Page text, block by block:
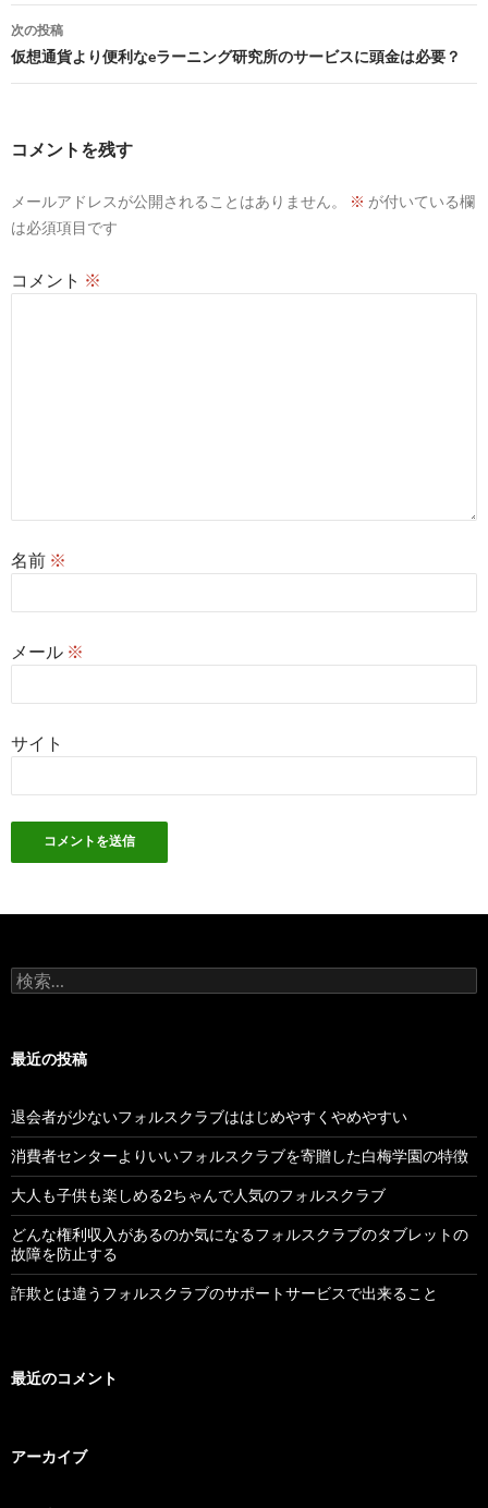
ナ
ビ
ゲ
ョ
次の投稿
仮想通貨より便利なeラーニング研究所のサービスに頭金は必要？
コメントを残す
メールアドレスが公開されることはありません。 ※ が付いている欄
は必須項目です
コメント ※
名前 ※
メール ※
サイト
検
索:
最近の投稿
退会者が少ないフォルスクラブははじめやすくやめやすい
消費者センターよりいいフォルスクラブを寄贈した白梅学園の特徴
大人も子供も楽しめる2ちゃんで人気のフォルスクラブ
どんな権利収入があるのか気になるフォルスクラブのタブレットの
故障を防止する
詐欺とは違うフォルスクラブのサポートサービスで出来ること
最近のコメント
アーカイブ